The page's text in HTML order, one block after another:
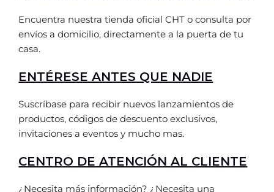
Encuentra nuestra tienda oficial CHT o consulta por
envíos a domicilio, directamente a la puerta de tu
casa.
ENTÉRESE ANTES QUE NADIE
Suscríbase para recibir nuevos lanzamientos de
productos, códigos de descuento exclusivos,
invitaciones a eventos y mucho mas.
CENTRO DE ATENCIÓN AL CLIENTE
¿Necesita más información? ¿Necesita una